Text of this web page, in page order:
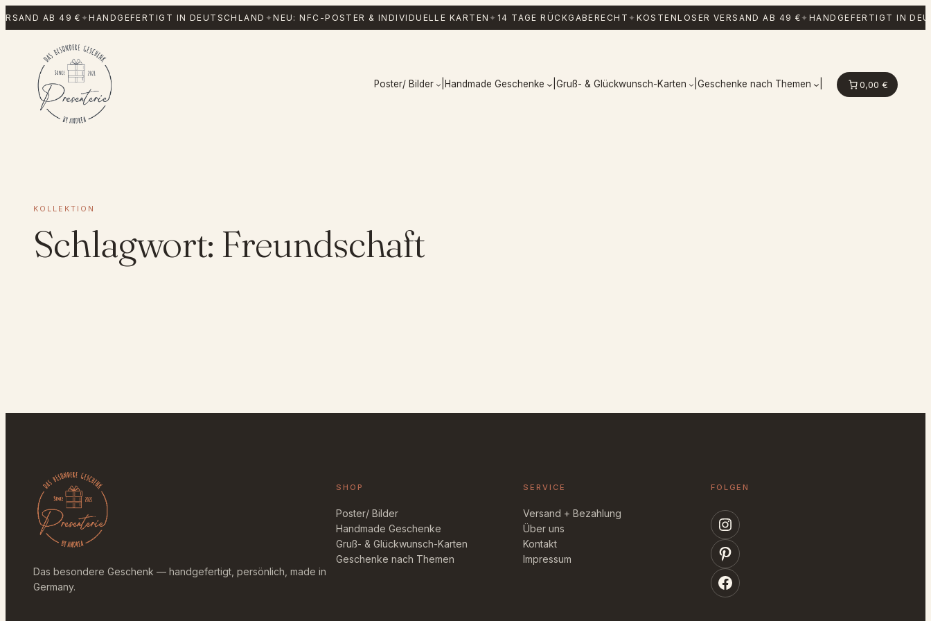
Zum
Inhalt
AB 49 €✦HANDGEFERTIGT IN DEUTSCHLAND✦NEU: NFC-POSTER & INDIVIDUELLE KARTEN✦14 TAGE RÜCKGABERECHT✦KOSTENLOSER VERSAND AB 49 €✦HANDGEFERTIGT IN
Poster/ Bilder Handmade Geschenke Gruß- & Glückwunsch-Karten |Geschenke nach Themen 0,00 €
KOLLEKTION
Schlagwort: Freundschaft
Das besondere Geschenk — handgefertigt, persönlich, made in
Germany.
SHOP
Poster/ Bilder
Handmade Geschenke
Gruß- & Glückwunsch-Karten
Geschenke nach Themen
SERVICE
Versand + Bezahlung
Über uns
Kontakt
Impressum
FOLGEN
Instagram
Pinterest
Facebook